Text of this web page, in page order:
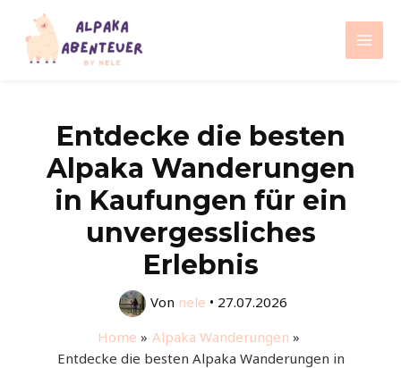
Inhalt
springen
Main
Entdecke die besten
Alpaka Wanderungen
in Kaufungen für ein
unvergessliches
Erlebnis
Von nele • 27.07.2026
Home
Alpaka Wanderungen
Entdecke die besten Alpaka Wanderungen in